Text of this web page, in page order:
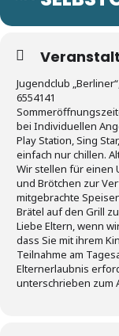
Jugendclub
6554141
bei Individuellen
Play Station, Sing
einfach nur chillen.
Wir stellen für einen
und Brötchen zur
mitgebrachte
Brätel auf den Grill
Liebe Eltern, wenn
dass Sie mit ihrem
Teilnahme am
Elternerlaubnis
unterschrieben zum